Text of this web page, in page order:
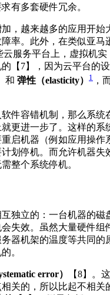
有多套硬件冗余。
，越来越多的应用开始
率。此外，在类似亚马
云服务平台上，虚拟机实
【7】，因为云平台的设
和 弹性（elasticity） 1
，
件容错机制，那么系统
更进一步了。这样的系
启机器（例如应用操作
划停机。而允许机器失
整个系统停机。
独立的：一台机器的磁
失效。虽然大量硬件组
器机架的温度等共同的
。
error）
【8】。这
关的，所以比起不相关